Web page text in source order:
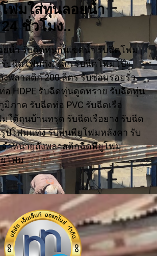
โฟมใส่ทุ่นลอยน้ำ
24 ชั่วโมง..
น้ำ รับฉีดทุ่นกั้นเขตน้ำ รับฉีดโฟม
บฉีดโฟมถังเหล็ก รับฉีดโฟมโป๊ะ
งพลาสติก 200 ลิตร รับซ่อมรอยรั่ว
HDPE รับฉีดทุ่นดูดทราย รับฉีดทุ่น
ภาค รับฉีดท่อ PVC รับฉีดเรือ
ใต้ถุนบ้านทรุด รับฉีดเรือยาง รับฉีด
ปโฟมแท่ง รับพ่นพียูโฟมหลังคา รับ
จำหน่ายถังพลาสติกฉีดพียูโฟม
ยูโฟม